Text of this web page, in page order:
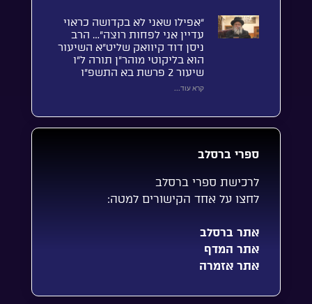
“אפילו שאני לא בקדושה כראוי
עדיין אני לפחות רוצה”… הרב
ניסן דוד קיוואק שליט”א השיעור
הוא בליקוטי מוהר”ן תורה ל”ו
שיעור 2 פרשת בא התשפ”ו
קרא עוד...
ספרי ברסלב
לרכישת ספרי ברסלב
לחצו על אחד הקישורים למטה:
אתר ברסלב
אתר המדף
אתר אזמרה